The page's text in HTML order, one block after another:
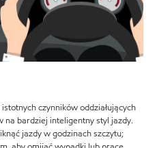
czynników oddziałujących
na bardziej inteligentny styl jazdy.
jazdy w godzinach szczytu;